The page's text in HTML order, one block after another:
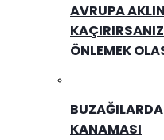
AVRUPA
ÖNLEMEK
KANAMASI